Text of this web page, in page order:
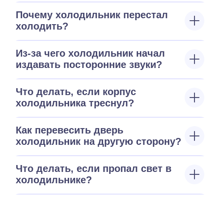
Почему холодильник перестал
холодить?
Из-за чего холодильник начал
издавать посторонние звуки?
Что делать, если корпус
холодильника треснул?
Как перевесить дверь
холодильник на другую сторону?
Что делать, если пропал свет в
холодильнике?